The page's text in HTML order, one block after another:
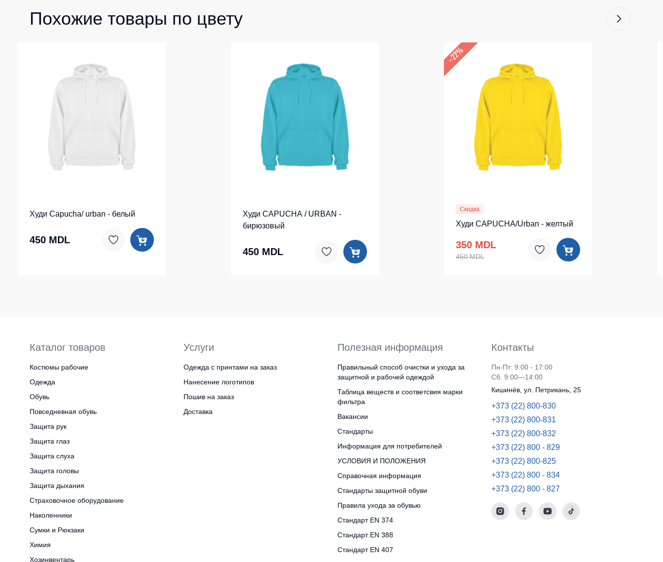
Похожие товары по цвету
Худи Capucha/ urban - белый
450 MDL
Худи CAPUCHA / URBAN -
бирюзовый
450 MDL
–22%
Скидка
Худи CAPUCHA/Urban - желтый
350 MDL
450 MDL
Каталог товаров
Костюмы рабочие
Одежда
Обувь
Повседневная обувь
Защита рук
Защита глаз
Защита слуха
Защита головы
Защита дыхания
Страховочное оборудование
Наколенники
Сумки и Рюкзаки
Химия
Хозинвентарь
Услуги
Одежда с принтами на заказ
Нанесение логотипов
Пошив на заказ
Доставка
Полезная информация
Правильный способ очистки и ухода за
защитной и рабочей одеждой
Таблица веществ и соответсвия марки
фильтра
Вакансии
Стандарты
Информация для потребителей
УСЛОВИЯ И ПОЛОЖЕНИЯ
Справочная информация
Стандарты защитной обуви
Правила ухода за обувью
Стандарт EN 374
Стандарт EN 388
Стандарт EN 407
Контакты
Пн-Пт: 9:00 - 17:00
Сб. 9:00—14:00
Кишинёв, ул. Петрикань, 25
+373 (22) 800-830
+373 (22) 800-831
+373 (22) 800-832
+373 (22) 800 - 829
+373 (22) 800-825
+373 (22) 800 - 834
+373 (22) 800 - 827